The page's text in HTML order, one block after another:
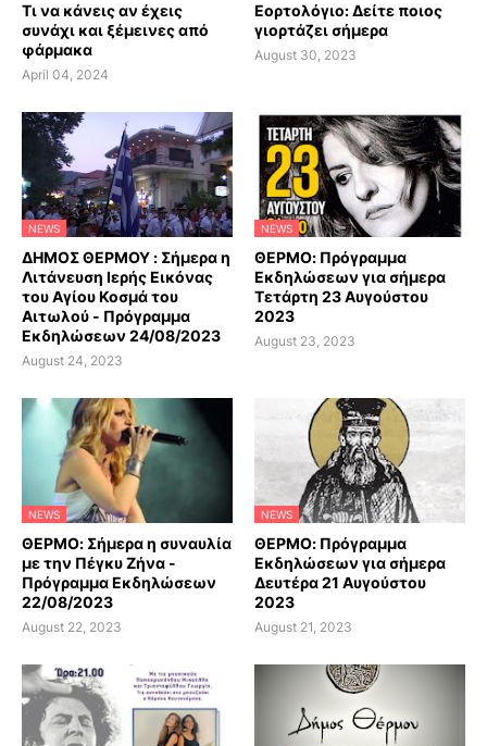
Τι να κάνεις αν έχεις
συνάχι και ξέμεινες από
φάρμακα
April 04, 2024
Εορτολόγιο: Δείτε ποιος
γιορτάζει σήμερα
August 30, 2023
NEWS
ΔΗΜΟΣ ΘΕΡΜΟΥ : Σήμερα η
Λιτάνευση Ιερής Εικόνας
του Αγίου Κοσμά του
Αιτωλού - Πρόγραμμα
Εκδηλώσεων 24/08/2023
August 24, 2023
NEWS
ΘΕΡΜΟ: Πρόγραμμα
Εκδηλώσεων για σήμερα
Τετάρτη 23 Αυγούστου
2023
August 23, 2023
NEWS
ΘΕΡΜΟ: Σήμερα η συναυλία
με την Πέγκυ Ζήνα -
Πρόγραμμα Εκδηλώσεων
22/08/2023
August 22, 2023
NEWS
ΘΕΡΜΟ: Πρόγραμμα
Εκδηλώσεων για σήμερα
Δευτέρα 21 Αυγούστου
2023
August 21, 2023